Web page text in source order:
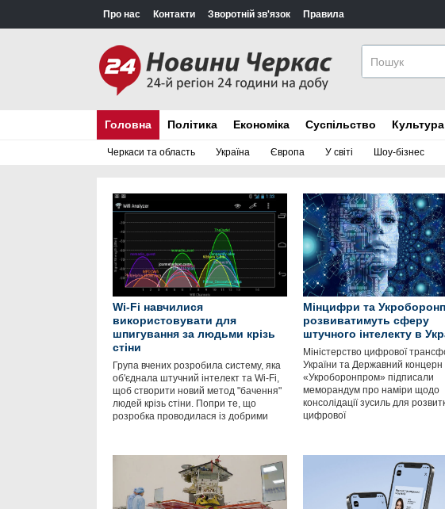
Про нас Контакти Зворотній зв'язок Правила
Головна
Черкаси та область Україна Європа У світі Шоу-бізнес
Політика Економіка Суспільство Культура
Wi-Fi навчилися
використовувати для
шпигування за людьми крізь
стіни
Група вчених розробила систему, яка
об'єднала штучний інтелект та Wi-Fi,
щоб створити новий метод "бачення"
людей крізь стіни. Попри те, що
розробка проводилася із добрими
Мінцифри та
розвиватимуть сферу
штучного інтелекту в
Міністерство цифрової
України та Державний концерн
«Укроборонпром» підписали
меморандум про наміри щодо
консолідації зусиль для
цифрової